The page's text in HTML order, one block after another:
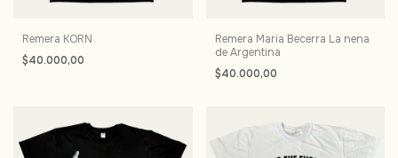
Remera KORN
$40.000,00
Remera Maria Becerra La nena
de Argentina
$40.000,00